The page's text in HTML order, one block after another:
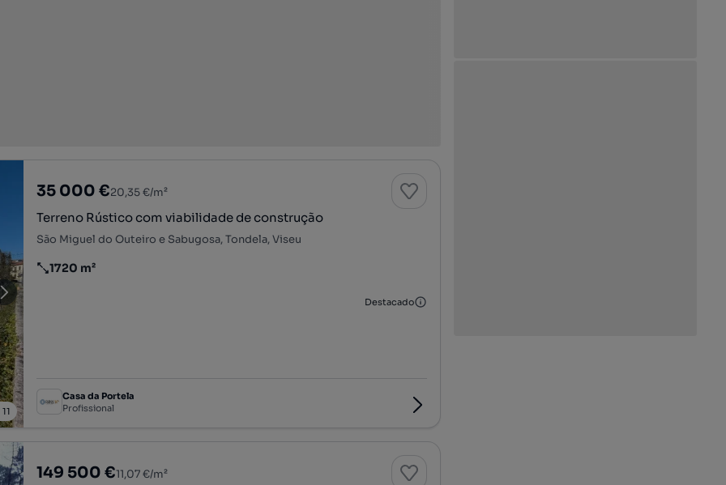
11
35 000 €20,35 €/m²
Terreno Rústico com viabilidade de construção
São Miguel do Outeiro e Sabugosa, Tondela, Viseu
Preço por metro quadrado
1720 m²
Destacado
Casa da Portela
Profissional
149 500 €11,07 €/m²